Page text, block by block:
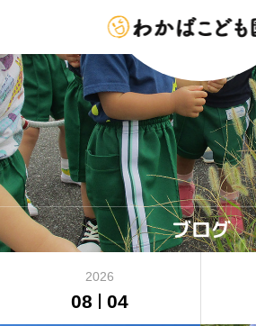
ブログ
2026
08 04